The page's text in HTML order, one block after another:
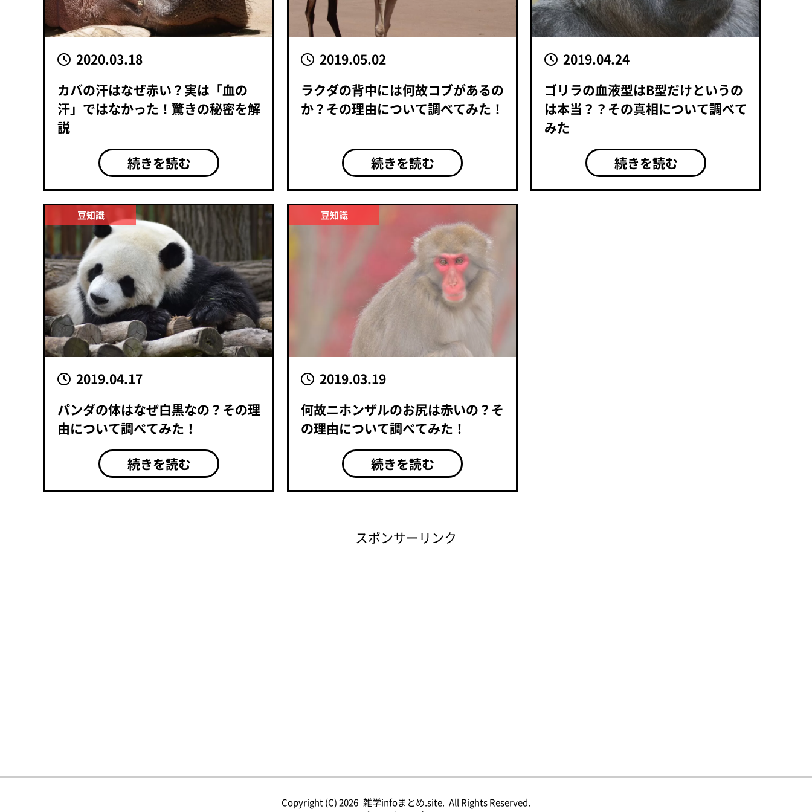
2020.03.18
カバの汗はなぜ赤い？実は「血の
汗」ではなかった！驚きの秘密を解
説
続きを読む
2019.05.02
ラクダの背中には何故コブがあるの
か？その理由について調べてみた！
続きを読む
2019.04.24
ゴリラの血液型はB型だけというの
は本当？？その真相について調べて
みた
続きを読む
豆知識
2019.04.17
パンダの体はなぜ白黒なの？その理
由について調べてみた！
続きを読む
豆知識
2019.03.19
何故ニホンザルのお尻は赤いの？そ
の理由について調べてみた！
続きを読む
スポンサーリンク
Copyright (C) 2026 雑学infoまとめ.site. All Rights Reserved.